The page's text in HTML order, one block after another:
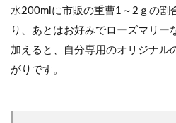
水200mlに市販の重曹1～2ｇの割
り、あとはお好みでローズマリー
加えると、自分専用のオリジナル
がりです。